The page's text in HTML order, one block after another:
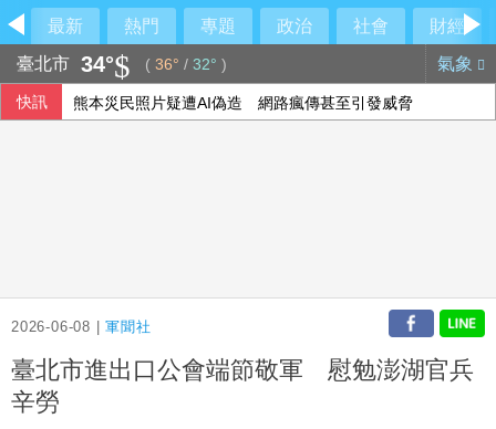
最新 熱門 專題 政治 社會
財經
臺北市 34° ( 36° / 32° ) 氣象
快訊 熊本災民照片疑遭AI偽造 網路瘋傳甚至引發威脅
2026-06-08 |軍聞社
臺北市進出口公會端節敬軍 慰勉澎湖官兵
辛勞